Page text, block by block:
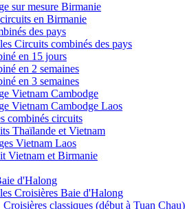
sur mesure Birmanie
en Birmanie
des pays
Circuits combinés des pays
en 15 jours
en 2 semaines
en 3 semaines
Vietnam Cambodge
Vietnam Cambodge Laos
combinés circuits
Thaïlande et Vietnam
Vietnam Laos
Vietnam et Birmanie
d'Halong
Croisières Baie d'Halong
Croisières classiques (début à Tuan Chau)